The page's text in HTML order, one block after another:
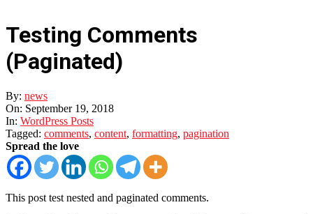
Testing Comments
(Paginated)
By: news
On: September 19, 2018
In: WordPress Posts
Tagged: comments, content, formatting, pagination
Spread the love
This post test nested and paginated comments.